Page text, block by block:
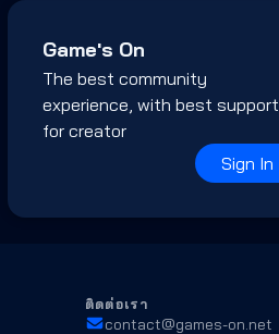
Game's On
The best community
experience, with best support
for creator
Sign In
ติดต่อเรา
contact@games-on.net